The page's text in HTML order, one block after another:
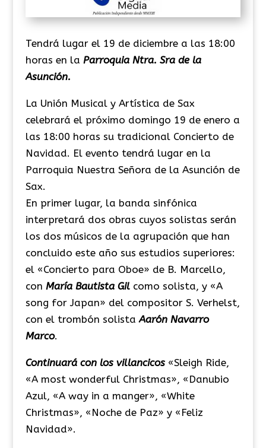
Tendrá lugar el 19 de diciembre a las 18:00
horas en la Parroquia Ntra. Sra de la
Asunción.
La Unión Musical y Artística de Sax
celebrará el próximo domingo 19 de enero a
las 18:00 horas su tradicional Concierto de
Navidad. El evento tendrá lugar en la
Parroquia Nuestra Señora de la Asunción de
Sax.
En primer lugar, la banda sinfónica
interpretará dos obras cuyos solistas serán
los dos músicos de la agrupación que han
concluido este año sus estudios superiores:
el «Concierto para Oboe» de B. Marcello,
con María Bautista Gilcomo solista, y «A
song for Japan» del compositor S. Verhelst,
con el trombón solistaAarón Navarro
Marco.
Continuará con los villancicos «Sleigh Ride,
«A most wonderful Christmas», «Danubio
Azul, «A way in a manger», «White
Christmas», «Noche de Paz» y «Feliz
Navidad».